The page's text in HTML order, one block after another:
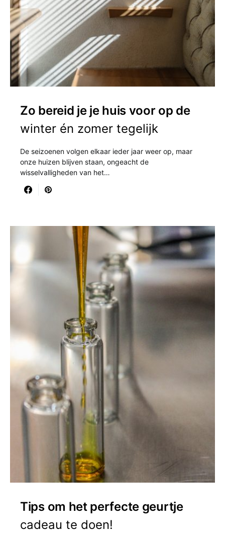
Zo bereid je je huis voor op de
winter én zomer tegelijk
De seizoenen volgen elkaar ieder jaar weer op, maar
onze huizen blijven staan, ongeacht de
wisselvalligheden van het…
Tips om het perfecte geurtje
cadeau te doen!